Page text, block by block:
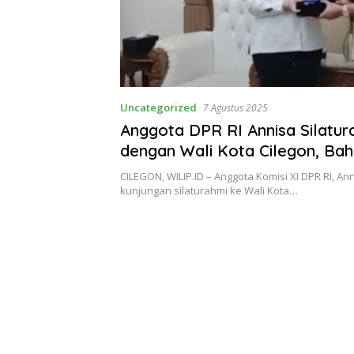
Uncategorized 7 Agustus 2025
Anggota DPR RI Annisa
dengan Wali Kota Cilegon,
Investasi hingga Pertumbuhan
CILEGON, WILIP.ID – Anggota Komisi XI DPR RI,
kunjungan silaturahmi ke Wali Kota…